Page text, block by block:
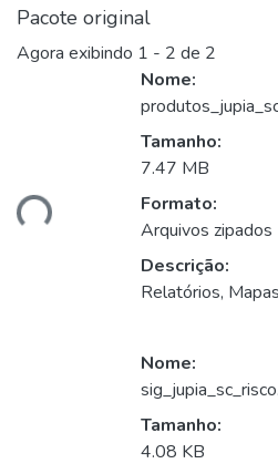
Pacote original
Agora exibindo 1 - 2 de 2
Nome:
Tamanho:
7.47 MB
Formato:
Arquivos zipados
Descrição:
Relatórios,
Nome:
Tamanho:
4.08 KB